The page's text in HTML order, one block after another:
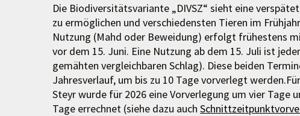
Die Biodiversitätsvariante „DIVSZ“ sieht eine
zu ermöglichen und verschiedensten Tieren im
Nutzung (Mahd oder Beweidung) erfolgt frühestens
vor dem 15. Juni. Eine Nutzung ab dem 15. Juli ist
gemähten vergleichbaren Schlag). Diese beiden
Jahresverlauf, um bis zu 10 Tage vorverlegt
Steyr wurde für 2026 eine Vorverlegung um vier
Tage errechnet (siehe dazu auch